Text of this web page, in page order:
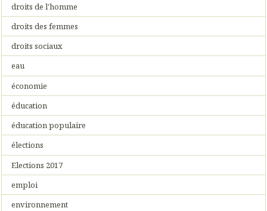
droits de l'homme
droits des femmes
droits sociaux
eau
économie
éducation
éducation populaire
élections
Elections 2017
emploi
environnement